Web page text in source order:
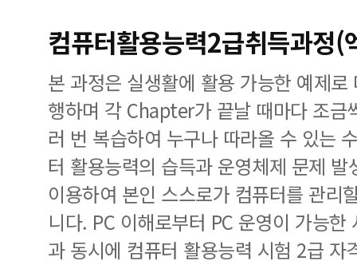
컴퓨터활용능력2급취득과정(
본 과정은 실생활에 활용 가능한 예제
행하며 각 Chapter가 끝날 때마다 조금
러 번 복습하여 누구나 따라올 수 있는
터 활용능력의 습득과 운영체제 문제
이용하여 본인 스스로가 컴퓨터를 관리
니다. PC 이해로부터 PC 운영이 가능
과 동시에 컴퓨터 활용능력 시험 2급 자